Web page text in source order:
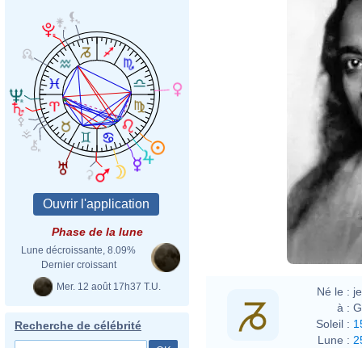
Phase de la lune
Lune décroissante, 8.09%
Dernier croissant
Mer. 12 août 17h37 T.U.
Recherche de célébrité
Né le :
à :
Soleil :
Lune :